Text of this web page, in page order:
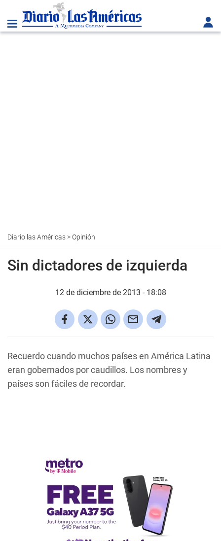
Diario las Américas>Opinión
Sin dictadores de izquierda
12 de diciembre de 2013 - 18:08
Recuerdo cuando muchos países en América Latina
eran gobernados por caudillos. Los nombres y
países son fáciles de recordar.